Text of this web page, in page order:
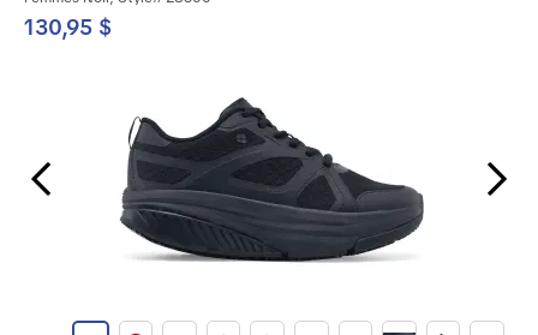
130,95 $
Previous Slide Next Slide